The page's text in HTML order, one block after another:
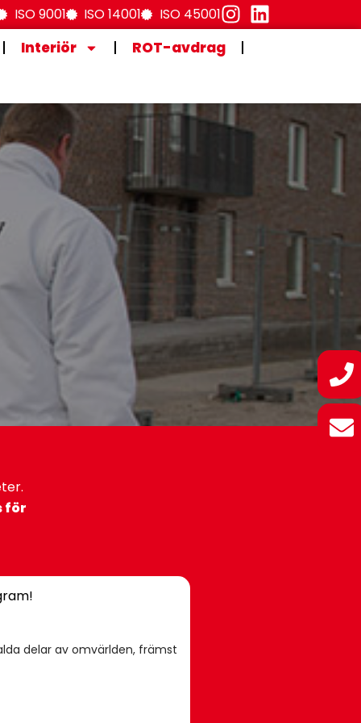
ISO 9001 ISO 14001 ISO 45001
Interiör
ROT-avdrag
för
delar av omvärlden, främst